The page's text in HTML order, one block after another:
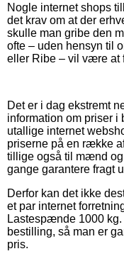
Nogle internet shops
det krav om at der
skulle man gribe den
ofte – uden hensyn til
eller Ribe – vil være at
Det er i dag ekstremt
information om priser i
utallige internet
priserne på en række
tillige også til mænd
gange garantere fragt
Derfor kan det ikke
et par internet
Lastespænde 1000 kg.
bestilling, så man er
pris.